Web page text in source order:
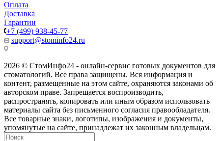
Оплата
Доставка
Гарантии
+7 (499) 938-45-77
support@stominfo24.ru
2026 © СтомИнфо24 - онлайн-сервис готовых документов для
стоматологий. Все права защищены. Вся информация и
контент, размещенные на этом сайте, охраняются законами об
авторском праве. Запрещается воспроизводить,
распространять, копировать или иным образом использовать
материалы сайта без письменного согласия правообладателя.
Все товарные знаки, логотипы, изображения и документы,
упомянутые на сайте, принадлежат их законным владельцам.